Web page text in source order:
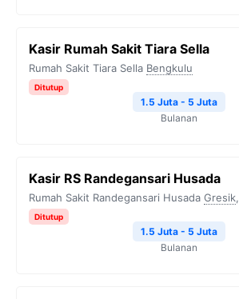
Kasir Rumah Sakit Tiara Sella
Rumah Sakit Tiara Sella Bengkulu
Ditutup
1.5 Juta - 5 Juta
Bulanan
Kasir RS Randegansari Husada
Rumah Sakit Randegansari Husada Gresik,
Ditutup
1.5 Juta - 5 Juta
Bulanan